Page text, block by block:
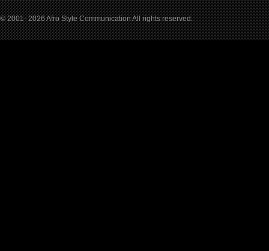
© 2001- 2026 Afro Style Communication All rights reserved.